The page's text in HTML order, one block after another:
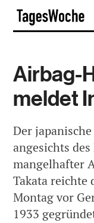
Skip
content
Airbag-
meldet
Der
angesichts
mangelhafter
Takata reichte
Montag vor
1933